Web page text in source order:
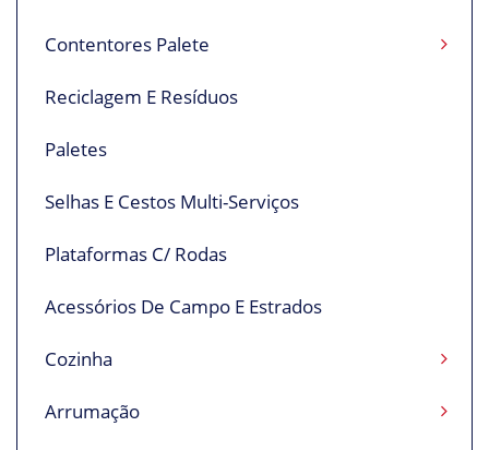
Contentores Palete
Reciclagem E Resíduos
Paletes
Selhas E Cestos Multi-Serviços
Plataformas C/ Rodas
Acessórios De Campo E Estrados
Cozinha
Arrumação